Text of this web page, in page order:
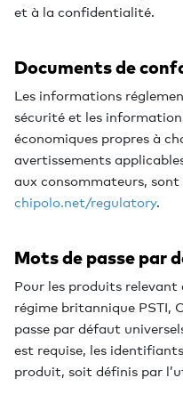
et à la confidentialité.
Documents de
Les informations
sécurité et les
économiques propres à
avertissements
aux consommateurs, sont
chipolo.net/regulatory.
Mots de passe par
Pour les produits relevant
régime britannique PSTI,
passe par défaut
est requise, les
produit, soit définis par